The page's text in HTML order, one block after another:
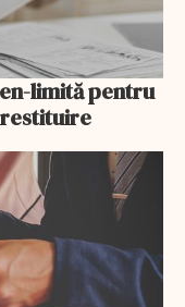
limită pentru
restituire